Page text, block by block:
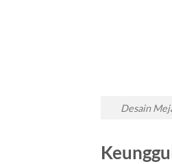
Desain